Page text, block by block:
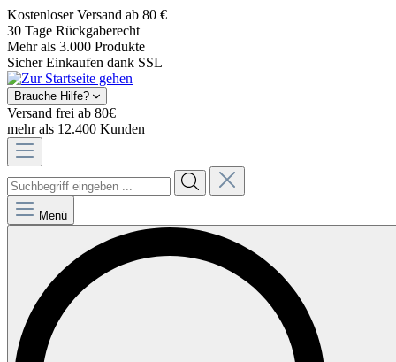
Kostenloser Versand ab 80 €
30 Tage Rückgaberecht
Mehr als 3.000 Produkte
Sicher Einkaufen dank SSL
Brauche Hilfe?
Versand frei ab 80€
mehr als 12.400 Kunden
Menü